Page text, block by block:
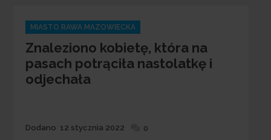
Categories
MIASTO RAWA MAZOWIECKA
Znaleziono kobietę, która na
pasach potrąciła nastolatkę i
odjechała
Dodane
Dodano 12 stycznia 2022 0